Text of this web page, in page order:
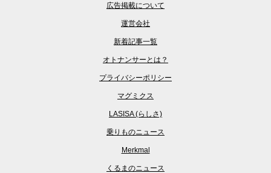
広告掲載について
運営会社
新着記事一覧
オトナンサーとは？
プライバシーポリシー
マグミクス
LASISA (らしさ)
乗りものニュース
Merkmal
くるまのニュース